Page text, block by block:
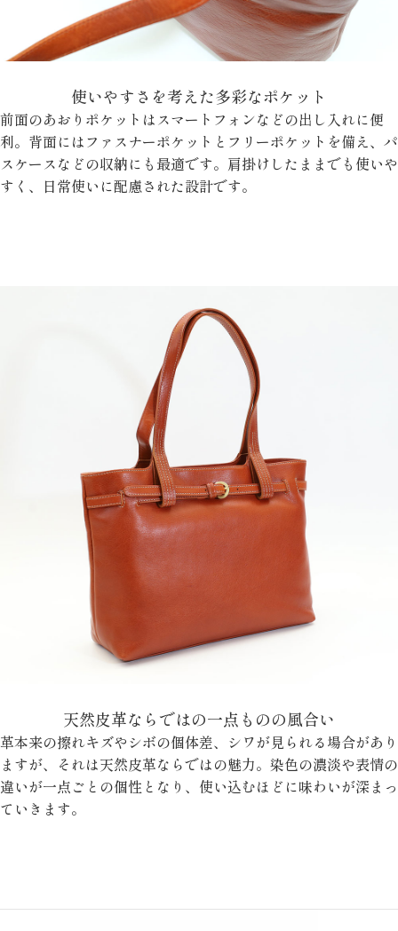
使いやすさを考えた多彩なポケット
前面のあおりポケットはスマートフォンなどの出し入れに便
利。背面にはファスナーポケットとフリーポケットを備え、パ
スケースなどの収納にも最適です。肩掛けしたままでも使いや
すく、日常使いに配慮された設計です。
天然皮革ならではの一点ものの風合い
革本来の擦れキズやシボの個体差、シワが見られる場合があり
ますが、それは天然皮革ならではの魅力。染色の濃淡や表情の
違いが一点ごとの個性となり、使い込むほどに味わいが深まっ
ていきます。